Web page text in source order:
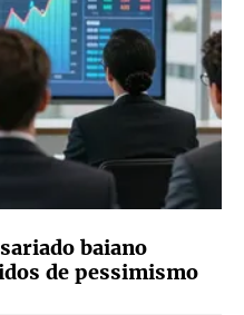
baiano
de pessimismo